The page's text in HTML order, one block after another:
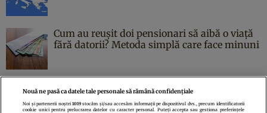
Cum au reușit doi pensionari să aibă o viață
fără datorii? Metoda simplă care face minuni
Nouă ne pasă ca datele tale personale să rămână confidențiale
Noi și partenerii noștri1019 stocăm și/sau accesăm informații pe dispozitivul dvs., precum identificatorii
cookie unici pentru prelucrarea datelor cu caracter personal. Puteți accepta sau gestiona preferințele